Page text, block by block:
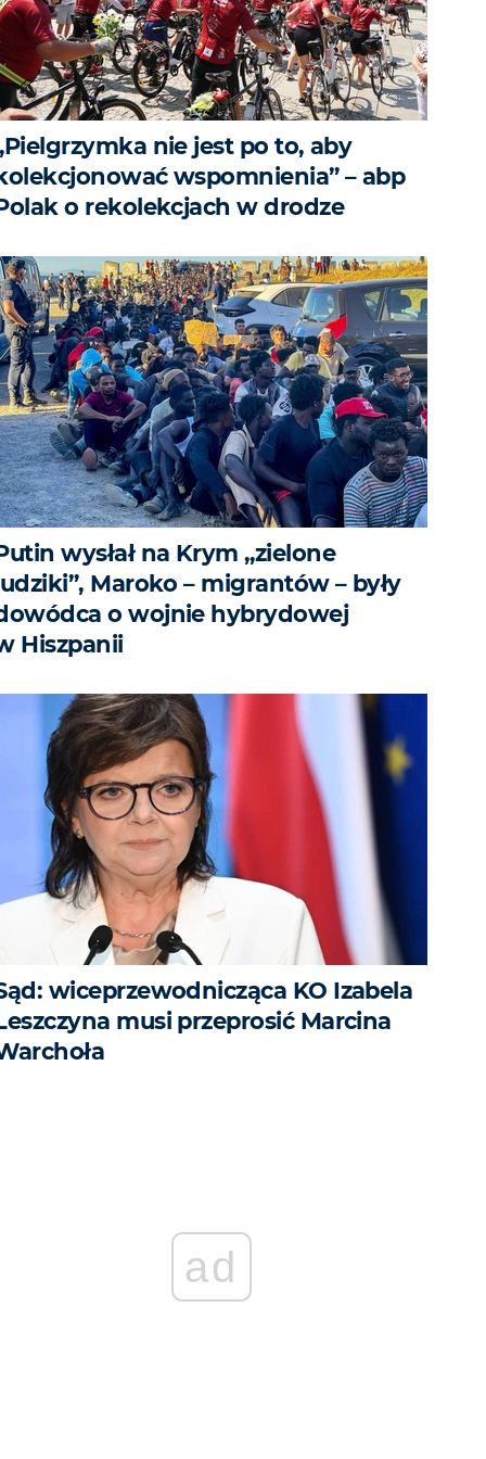
nie jest po to, aby
wspomnienia” – abp
o rekolekcjach w drodze
wysłał na Krym „zielone
Maroko – migrantów – były
o wojnie hybrydowej
Hiszpanii
wiceprzewodnicząca KO Izabela
musi przeprosić Marcina
ad